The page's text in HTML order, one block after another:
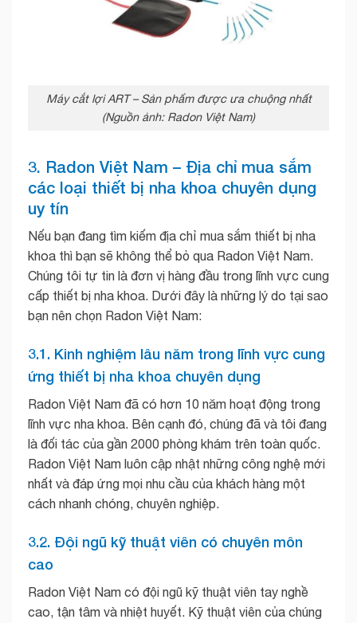
Máy cắt lợi ART – Sản phẩm được ưa chuộng nhất
(Nguồn ảnh: Radon Việt Nam)
3. Radon Việt Nam – Địa chỉ mua sắm
các loại thiết bị nha khoa chuyên dụng
uy tín
Nếu bạn đang tìm kiếm địa chỉ mua sắm thiết bị nha
khoa thì bạn sẽ không thể bỏ qua Radon Việt Nam.
Chúng tôi tự tin là đơn vị hàng đầu trong lĩnh vực cung
cấp thiết bị nha khoa. Dưới đây là những lý do tại sao
bạn nên chọn Radon Việt Nam:
3.1. Kinh nghiệm lâu năm trong lĩnh vực cung
ứng thiết bị nha khoa chuyên dụng
Radon Việt Nam đã có hơn 10 năm hoạt động trong
lĩnh vực nha khoa. Bên cạnh đó, chúng đã và tôi đang
là đối tác của gần 2000 phòng khám trên toàn quốc.
Radon Việt Nam luôn cập nhật những công nghệ mới
nhất và đáp ứng mọi nhu cầu của khách hàng một
cách nhanh chóng, chuyên nghiệp.
3.2. Đội ngũ kỹ thuật viên có chuyên môn
cao
Radon Việt Nam có đội ngũ kỹ thuật viên tay nghề
cao, tận tâm và nhiệt huyết. Kỹ thuật viên của chúng